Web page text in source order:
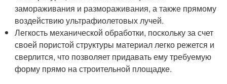
замораживания и размораживания, а также прямому
воздействию ультрафиолетовых лучей.
Легкость механической обработки, поскольку за счет
своей пористой структуры материал легко режется и
сверлится, что позволяет придавать ему требуемую
форму прямо на строительной площадке.